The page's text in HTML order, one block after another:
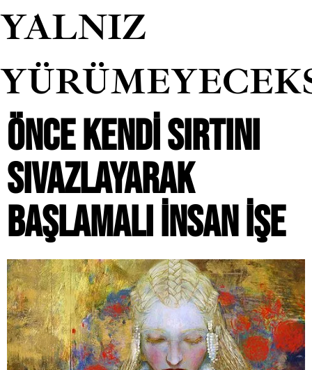
YALNIZ
ÖNCE KENDI SIRTINI
SIVAZLAYARAK
BAŞLAMALI INSAN IŞE